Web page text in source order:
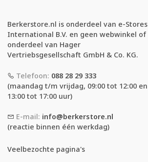
Berkerstore.nl is onderdeel van e-Stores
International B.V. en geen webwinkel of
onderdeel van Hager
Vertriebsgesellschaft GmbH & Co. KG.
Telefoon: 088 28 29 333
(maandag t/m vrijdag, 09:00 tot 12:00 en
13:00 tot 17:00 uur)
E-mail: info@berkerstore.nl
(reactie binnen één werkdag)
Veelbezochte pagina's